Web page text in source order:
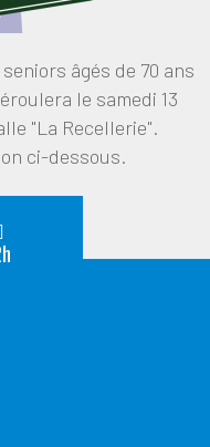
âgés de 70 ans
le samedi 13
"La Recellerie".
ci-dessous.